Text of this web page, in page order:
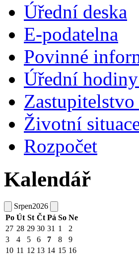
Úřední deska
E-podatelna
Povinné
Úřední
Zastupitelstvo
Životní
Rozpočet
Kalendář
Srpen2026
Po Út St Čt Pá So Ne
27 28 29 30 31 1
2
3
4 5 6 7 8
9
10 11 12 13 14 15 16